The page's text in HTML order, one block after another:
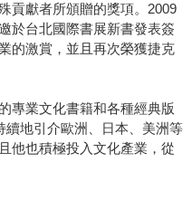
貢獻者所頒贈的獎項。2009
於台北國際書展新書發表簽
的激賞，並且再次榮獲捷克
專業文化書籍和各種經典版
地引介歐洲、日本、美洲等
他也積極投入文化產業，從